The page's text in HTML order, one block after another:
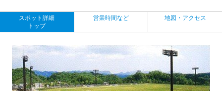
スポット詳細
トップ
営業時間など 地図・アクセス